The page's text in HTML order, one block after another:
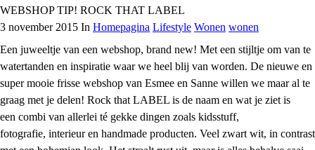
WEBSHOP TIP! ROCK THAT LABEL
3 november 2015 In Homepagina Lifestyle Wonen wonen
Een juweeltje van een webshop, brand new! Met een stijltje om van te
watertanden en inspiratie waar we heel blij van worden. De nieuwe en
super mooie frisse webshop van Esmee en Sanne willen we maar al te
graag met je delen! Rock that LABEL is de naam en wat je ziet is
een combi van allerlei té gekke dingen zoals kidsstuff,
fotografie, interieur en handmade producten. Veel zwart wit, in contrast